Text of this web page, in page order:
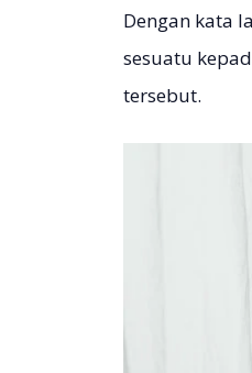
Dengan kata
sesuatu
tersebut.